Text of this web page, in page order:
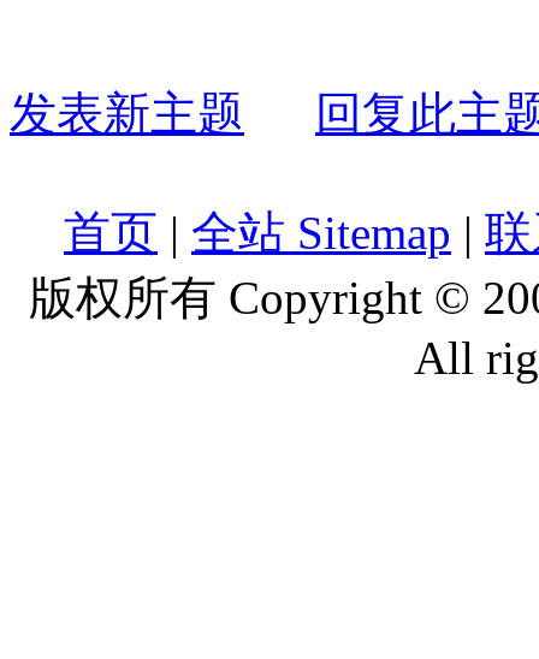
发表新主题 回复此主
首页 | 全站 Sitemap |
版权所有 Copyright ©
All